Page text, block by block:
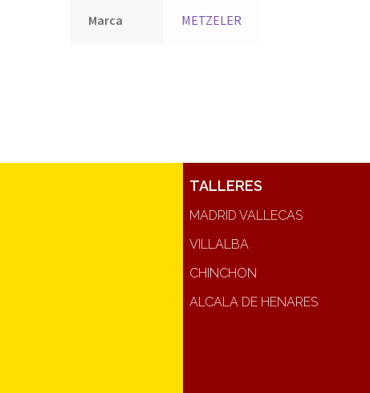
Marca METZELER
TALLERES
MADRID VALLECAS
VILLALBA
CHINCHON
ALCALA DE HENARES